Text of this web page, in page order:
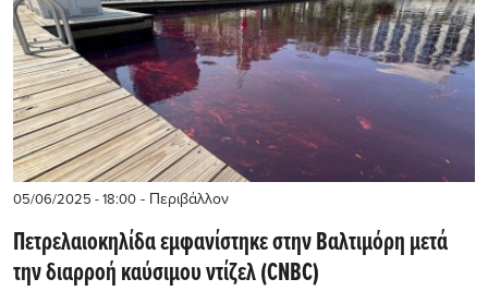
05/06/2025 - 18:00 - Περιβάλλον
Πετρελαιοκηλίδα εμφανίστηκε στην Βαλτιμόρη μετά
την διαρροή καύσιμου ντίζελ (CNBC)